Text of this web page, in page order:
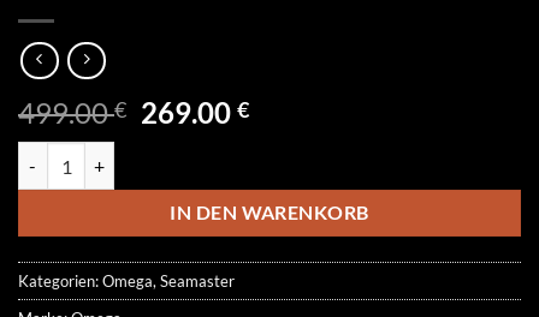
499.00€ Ursprünglicher
499.00 €
269.00€Aktueller
269.00 €.
IN DEN WARENKORB
Kategorien:Omega, Seamaster